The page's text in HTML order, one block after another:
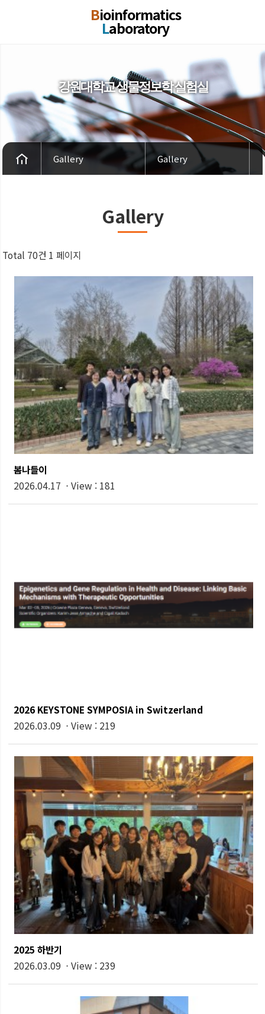
Bioinformatics
Laboratory
강원대학교 생물정보학 실험실
Gallery Gallery
Gallery
Total 70건 1 페이지
봄나들이
2026.04.17 ⋅ View : 181
2026 KEYSTONE SYMPOSIA in Switzerland
2026.03.09 ⋅ View : 219
2025 하반기
2026.03.09 ⋅ View : 239